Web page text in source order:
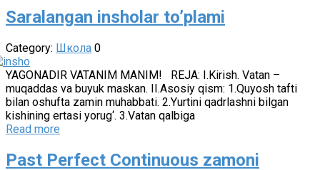
Saralangan insholar to’plami
Category: Школа 0
YAGONADIR VATANIM MANIM! REJA: I.Kirish. Vatan –
muqaddas va buyuk maskan. II.Asosiy qism: 1.Quyosh tafti
bilan oshufta zamin muhabbati. 2.Yurtini qadrlashni bilgan
kishining ertasi yorug‘. 3.Vatan qalbiga
Read more
Past Perfect Continuous zamoni